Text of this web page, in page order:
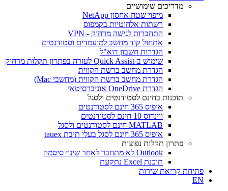
מדריכים שימושיים
מיפוי שטח אחסון NetApp
רשתות אלחוטיות בקמפוס
התחברות לגישה מרחוק - VPN
אתחול קוד מחשב למועמדים וסטודנטים
הגדרות חשבון דוא"ל
שימוש ב-Quick Assist לעזרה בפתרון תקלות מרחוק
הגדרת מחשב ברשת הקווית
הגדרת מחשב ברשת הקווית (מחשבי Mac)
הגדרת OneDrive אוניברסיטאי
תוכנות בחינם לסטודנטים ולסגל
אופיס 365 חינם לסטודנטים
ווינדוס 10 חינם לסטודנטים
MATLAB חינם לסטודנטים ולסגל
אופיס 365 חינם לסגל בעלי תיבת tauex
פתרון תקלות נפוצות
Outlook לא מתחבר לאחר שינוי סיסמה
תוכנת Excel נתקעת
פתיחת קריאת שירות
EN